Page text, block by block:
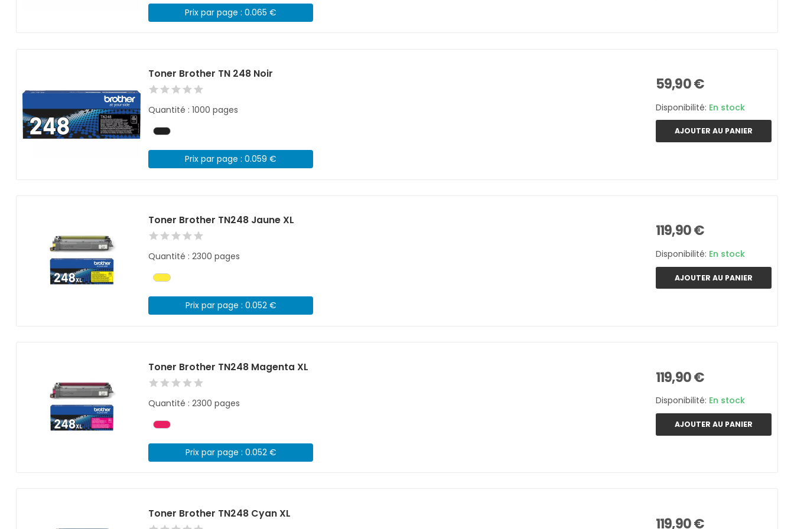
Prix par page : 0.065 €
Toner Brother TN 248 Noir
Quantité : 1000 pages
Prix par page : 0.059 €
59,90 €
Disponibilité: En stock
AJOUTER AU PANIER
Toner Brother TN248 Jaune XL
Quantité : 2300 pages
Prix par page : 0.052 €
119,90 €
Disponibilité: En stock
AJOUTER AU PANIER
Toner Brother TN248 Magenta XL
Quantité : 2300 pages
Prix par page : 0.052 €
119,90 €
Disponibilité: En stock
AJOUTER AU PANIER
Toner Brother TN248 Cyan XL
119,90 €